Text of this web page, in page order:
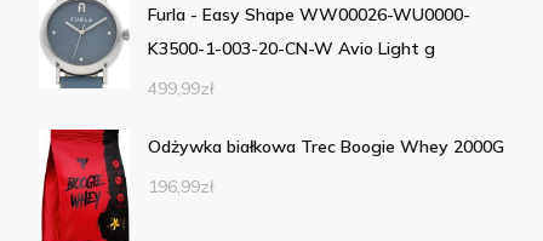
Furla - Easy Shape WW00026-WU0000-
K3500-1-003-20-CN-W Avio Light g
499,99zł
Odżywka białkowa Trec Boogie Whey 2000G
196,99zł